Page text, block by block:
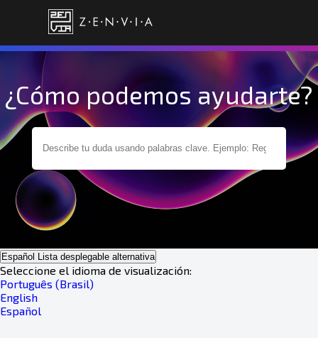
¿Cómo podemos ayudarte?
Español Lista desplegable alternativa
Seleccione el idioma de visualización:
Português (Brasil)
English
Español